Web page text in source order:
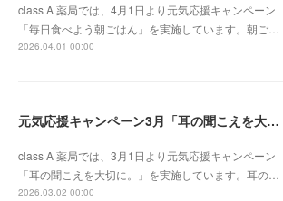
class A 薬局では、4月1日より元気応援キャンペーン
「毎日食べよう朝ごはん」を実施しています。朝ご…
2026.04.01 00:00
元気応援キャンペーン3月「耳の聞こえを大切に。」
class A 薬局では、3月1日より元気応援キャンペーン
「耳の聞こえを大切に。」を実施しています。耳の…
2026.03.02 00:00